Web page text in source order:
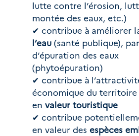
lutte contre l’érosion,
montée des eaux, etc.)
✔ contribue à améliorer
l’eau (santé publique),
d’épuration des eaux
(phytoépuration)
✔ contribue à
économique du territoire
en valeur touristique
✔ contribue
en valeur des espèces